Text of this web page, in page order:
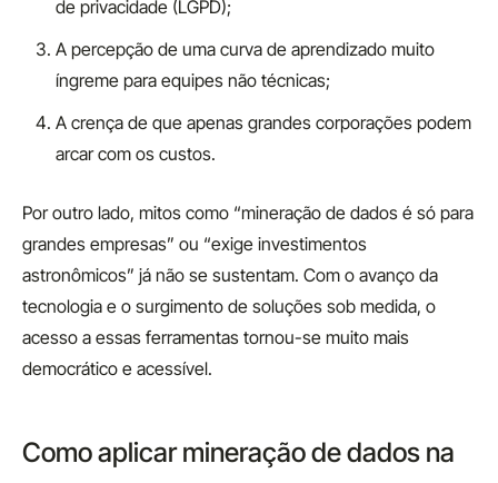
de privacidade (LGPD);
A percepção de uma curva de aprendizado muito
íngreme para equipes não técnicas;
A crença de que apenas grandes corporações podem
arcar com os custos.
Por outro lado, mitos como “mineração de dados é só para
grandes empresas” ou “exige investimentos
astronômicos” já não se sustentam. Com o avanço da
tecnologia e o surgimento de soluções sob medida, o
acesso a essas ferramentas tornou-se muito mais
democrático e acessível.
Como aplicar mineração de dados na